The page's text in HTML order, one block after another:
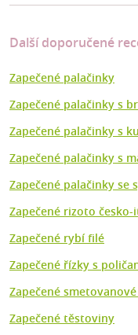
Další doporučené
Zapečené palačinky
Zapečené palačinky s
Zapečené palačinky s
Zapečené palačinky s
Zapečené palačinky se
Zapečené rizoto
Zapečené rybí filé
Zapečené řízky s
Zapečené
Zapečené těstoviny